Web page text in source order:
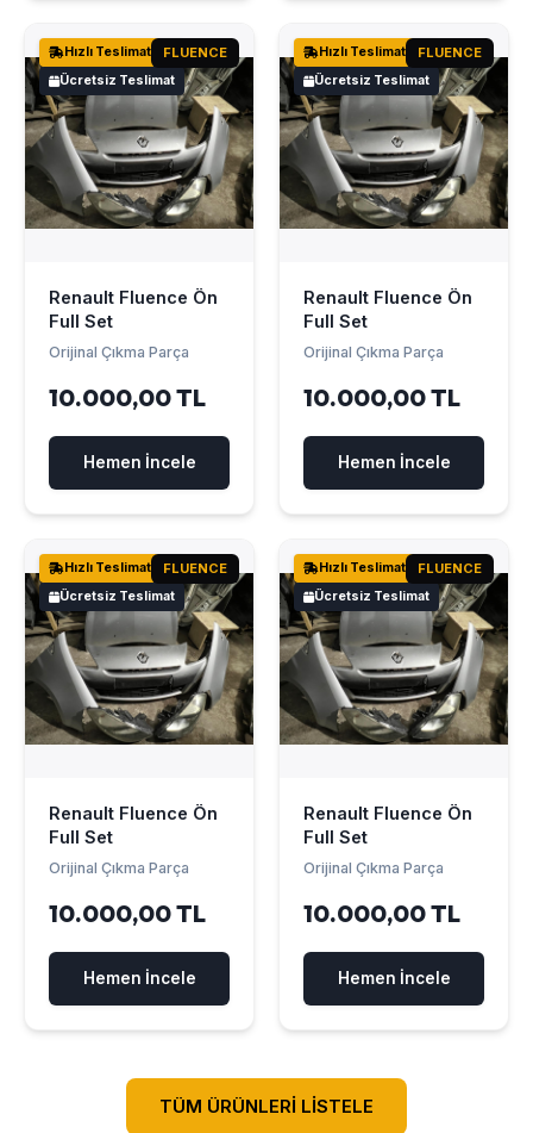
Hızlı Teslimat
Ücretsiz Teslimat
FLUENCE
Renault Fluence Ön
Full Set
Orijinal Çıkma Parça
10.000,00 TL
Hemen İncele
Hızlı Teslimat
Ücretsiz Teslimat
FLUENCE
Renault Fluence Ön
Full Set
Orijinal Çıkma Parça
10.000,00 TL
Hemen İncele
Hızlı Teslimat
Ücretsiz Teslimat
FLUENCE
Renault Fluence Ön
Full Set
Orijinal Çıkma Parça
10.000,00 TL
Hemen İncele
Hızlı Teslimat
Ücretsiz Teslimat
FLUENCE
Renault Fluence Ön
Full Set
Orijinal Çıkma Parça
10.000,00 TL
Hemen İncele
TÜM ÜRÜNLERİ LİSTELE